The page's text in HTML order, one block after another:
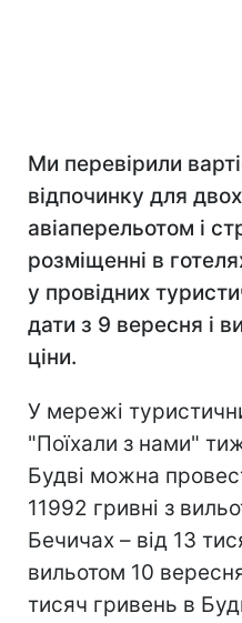
Ми перевірили
відпочинку для
авіаперельотом і
розміщенні в
у провідних
дати з 9 вересня і
ціни.
У мережі
"Поїхали з нами"
Будві можна
11992 гривні з
Бечичах – від 13
вильотом 10
тисяч гривень в